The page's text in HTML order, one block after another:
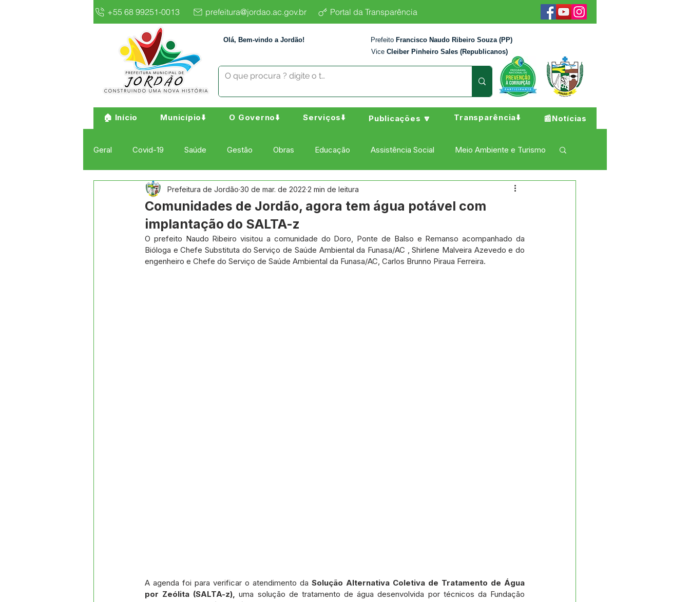
+55 68 99251-0013 prefeitura@jordao.ac.gov.br Portal da Transparência
Olá, Bem-vindo a Jordão! Prefeito Francisco Naudo Ribeiro Souza (PP)
Vice Cleiber Pinheiro Sales (Republicanos)
🏠 Início Município⬇️ O Governo⬇️ Serviços⬇️ Publicações 🔽 Transparência⬇️ 📰Notícias
Geral Covid-19 Saúde Gestão Obras Educação Assistência Social Meio Ambiente e Turismo
Institucional e Governo Cultura Esporte e Lazer Administração e Finanças Campanhas
Datas Comemorativas Projetos e Emendas
Comunidades de Jordão, agora tem água potável com
implantação do SALTA-z
Prefeitura de Jordão 30 de mar. de 2022 2 min de leitura
O prefeito Naudo Ribeiro visitou a comunidade do Doro, Ponte de Balso e Remanso acompanhado da
Bióloga e Chefe Substituta do Serviço de Saúde Ambiental da Funasa/AC , Shirlene Malveira Azevedo e do
engenheiro e Chefe do Serviço de Saúde Ambiental da Funasa/AC, Carlos Brunno Piraua Ferreira.
A agenda foi para verificar o atendimento da Solução Alternativa Coletiva de Tratamento de Água
por Zeólita (SALTA-z), uma solução de tratamento de água desenvolvida por técnicos da Fundação